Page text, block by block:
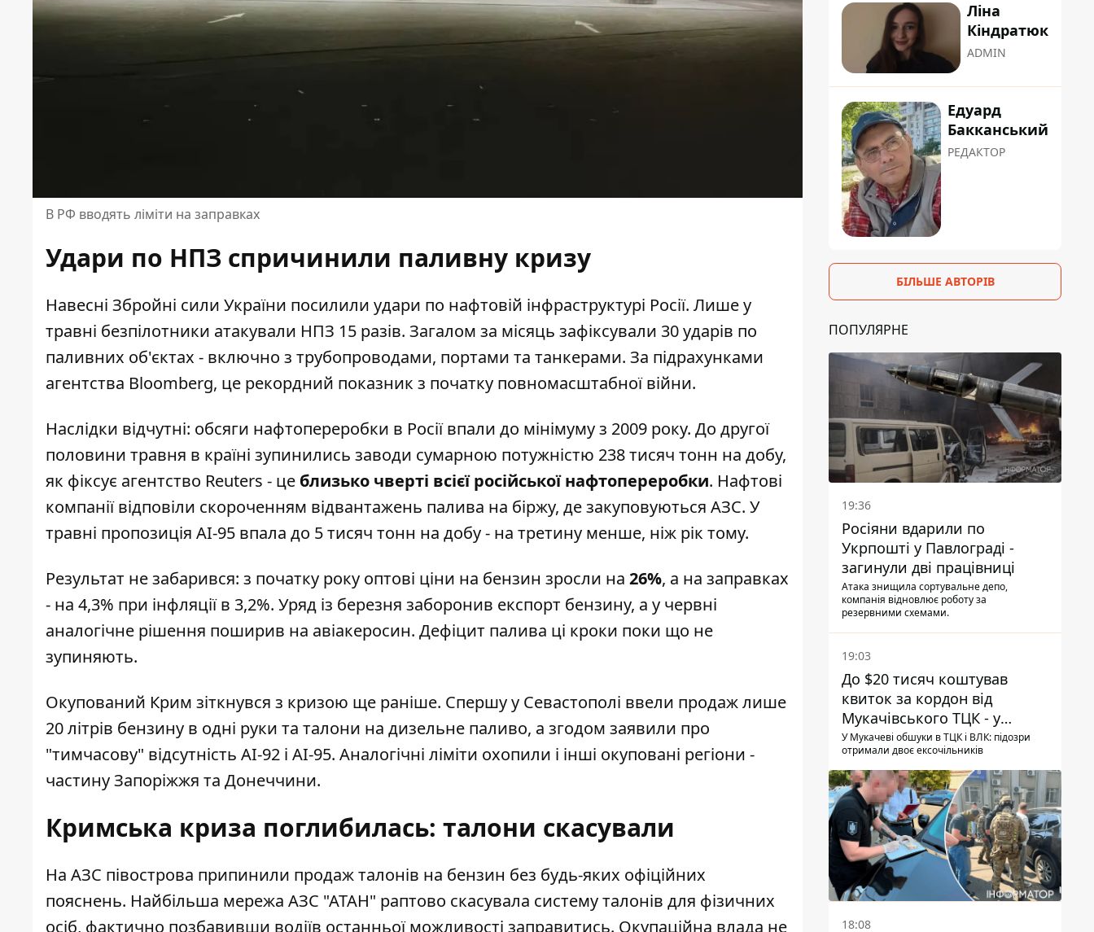
В РФ вводять ліміти на заправках
Удари по НПЗ спричинили паливну кризу
Навесні Збройні сили України посилили удари по нафтовій інфраструктурі Росії. Лише у
травні безпілотники атакували НПЗ 15 разів. Загалом за місяць зафіксували 30 ударів по
паливних об'єктах - включно з трубопроводами, портами та танкерами. За підрахунками
агентства Bloomberg, це рекордний показник з початку повномасштабної війни.
Наслідки відчутні: обсяги нафтопереробки в Росії впали до мінімуму з 2009 року. До другої
половини травня в країні зупинились заводи сумарною потужністю 238 тисяч тонн на добу,
як фіксує агентство Reuters - це близько чверті всієї російської нафтопереробки. Нафтові
компанії відповіли скороченням відвантажень палива на біржу, де закуповуються АЗС. У
травні пропозиція АІ-95 впала до 5 тисяч тонн на добу - на третину менше, ніж рік тому.
Результат не забарився: з початку року оптові ціни на бензин зросли на 26%, а на заправках
- на 4,3% при інфляції в 3,2%. Уряд із березня заборонив експорт бензину, а у червні
аналогічне рішення поширив на авіакеросин. Дефіцит палива ці кроки поки що не
зупиняють.
Окупований Крим зіткнувся з кризою ще раніше. Спершу у Севастополі ввели продаж лише
20 літрів бензину в одні руки та талони на дизельне паливо, а згодом заявили про
"тимчасову" відсутність АІ-92 і АІ-95. Аналогічні ліміти охопили і інші окуповані регіони -
частину Запоріжжя та Донеччини.
Кримська криза поглибилась: талони скасували
На АЗС півострова припинили продаж талонів на бензин без будь-яких офіційних
пояснень. Найбільша мережа АЗС "АТАН" раптово скасувала систему талонів для фізичних
осіб, фактично позбавивши водіїв останньої можливості заправитись. Окупаційна влада не
Ліна
Кіндратюк
ADMIN
Едуард
Бакканський
РЕДАКТОР
БІЛЬШЕ АВТОРІВ
ПОПУЛЯРНЕ
19:36
Росіяни вдарили по
Укрпошті у Павлограді -
загинули дві працівниці
Атака знищила сортувальне депо,
компанія відновлює роботу за
резервними схемами.
19:03
До $20 тисяч коштував
квиток за кордон від
Мукачівського ТЦК - у
гучній справі перші підозри
отримали двоє колишніх
керівників
У Мукачеві обшуки в ТЦК і ВЛК: підозри
отримали двоє ексочільників
18:08